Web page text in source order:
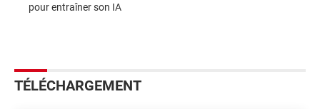
pour entraîner son IA
TÉLÉCHARGEMENT